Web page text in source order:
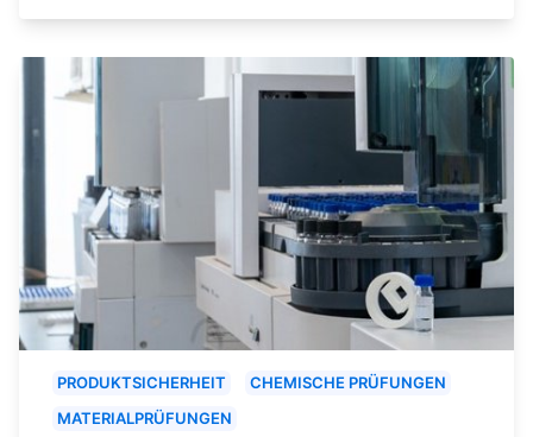
PRODUKTSICHERHEIT
CHEMISCHE PRÜFUNGEN
MATERIALPRÜFUNGEN